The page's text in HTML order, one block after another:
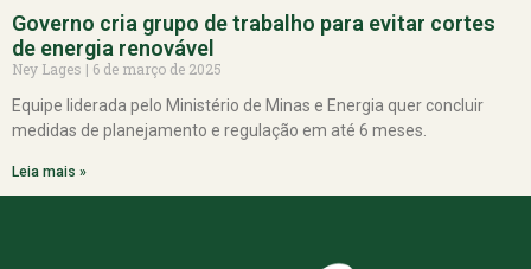
Governo cria grupo de trabalho para evitar cortes
de energia renovável
Ney Lages
6 de março de 2025
Equipe liderada pelo Ministério de Minas e Energia quer concluir
medidas de planejamento e regulação em até 6 meses.
Leia mais »